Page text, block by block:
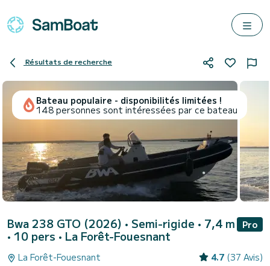
Résultats de recherche
Bateau populaire - disponibilités limitées !
148 personnes sont intéressées par ce bateau
Bwa 238 GTO (2026) • Semi-rigide • 7,4 m
• 10 pers • La Forêt-Fouesnant
Pro
La Forêt-Fouesnant 4.7 (37 Avis)